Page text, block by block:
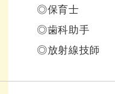
◎保育士
◎歯科助手
◎放射線技師